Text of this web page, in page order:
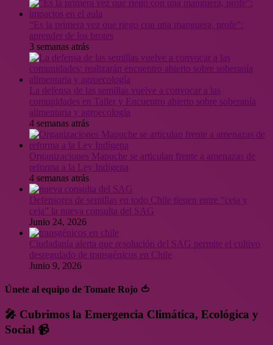
“Es la primera vez que riego con una manguera, profe”:
aprender de los brotes
3 semanas atrás
La defensa de las semillas vuelve a convocar a las
comunidades en Taller y Encuentro abierto sobre soberanía
alimentaria y agroecología
4 semanas atrás
Organizaciones Mapuche se articulan frente a amenazas de
reforma a la Ley Indígena
4 semanas atrás
Defensores de semillas en todo Chile tienen entre “ceja y
ceja” la nueva consulta del SAG
Junio 24, 2026
Ciudadanía alerta que resolución del SAG permite el cultivo
desregulado de transgénicos en Chile
Junio 9, 2026
Únete al equipo de Tomate Rojo 🍅
🎤 Cubrimos la Emergencia Climática, Ecológica y
Social 📹